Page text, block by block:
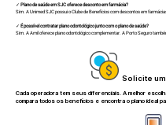
✓Plano de saúde em SJC oferece desconto em farmácia?
Sim. A Unimed SJC possui o Clube de Benefícios com descontos em
✓É possível contratar plano odontológico junto com o plano de saúde?
Sim. A Amil oferece plano odontológico complementar. A Porto Seguro
Solicite
Cada operadora tem seus diferenciais. A melhor
compara todos os benefícios e encontra o plano ideal